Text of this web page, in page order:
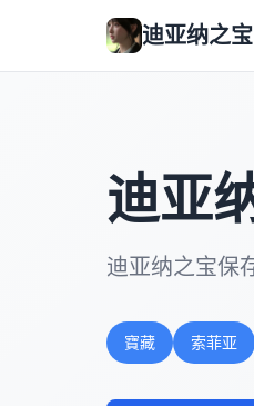
迪亚纳之宝
迪亚
迪亚纳之宝保
寶藏 索菲亚